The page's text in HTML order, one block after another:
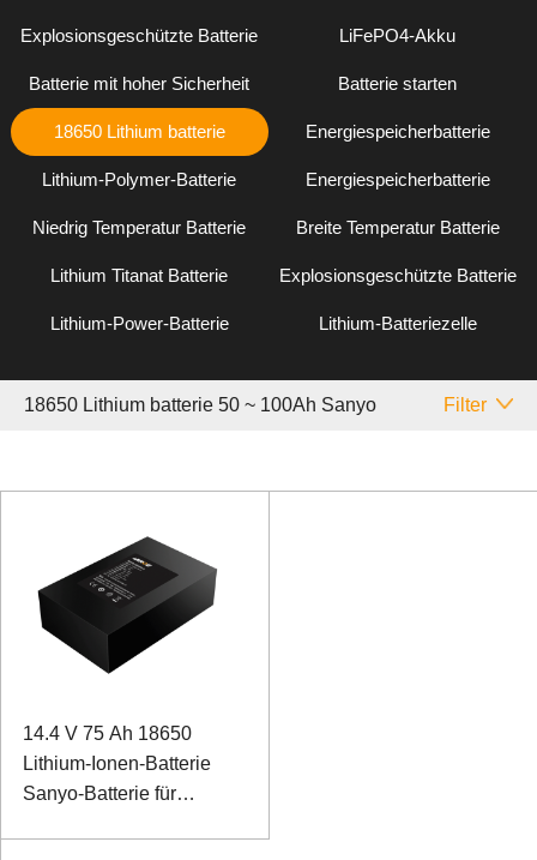
Explosionsgeschützte Batterie LiFePO4-Akku
Batterie mit hoher Sicherheit Batterie starten
18650 Lithium batterie Energiespeicherbatterie
Lithium-Polymer-Batterie Energiespeicherbatterie
Niedrig Temperatur Batterie Breite Temperatur Batterie
Lithium Titanat Batterie Explosionsgeschützte Batterie
Lithium-Power-Batterie Lithium-Batteriezelle
18650 Lithium batterie 50 ~ 100Ah Sanyo Filter
14.4 V 75 Ah 18650
Lithium-Ionen-Batterie
Sanyo-Batterie für